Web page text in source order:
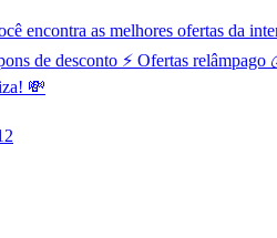
as melhores ofertas da
de desconto ⚡ Ofertas
💸